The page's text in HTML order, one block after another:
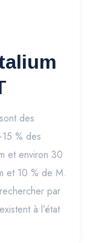
des
% des
et environ 30
et 10 % de M.
par
à l’état